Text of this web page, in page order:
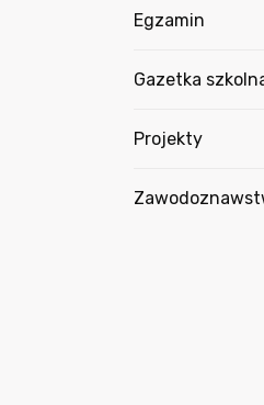
Egzamin
Gazetka
Projekty